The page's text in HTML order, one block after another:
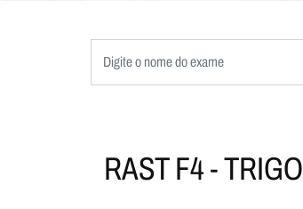
RAST F4 - TRIGO